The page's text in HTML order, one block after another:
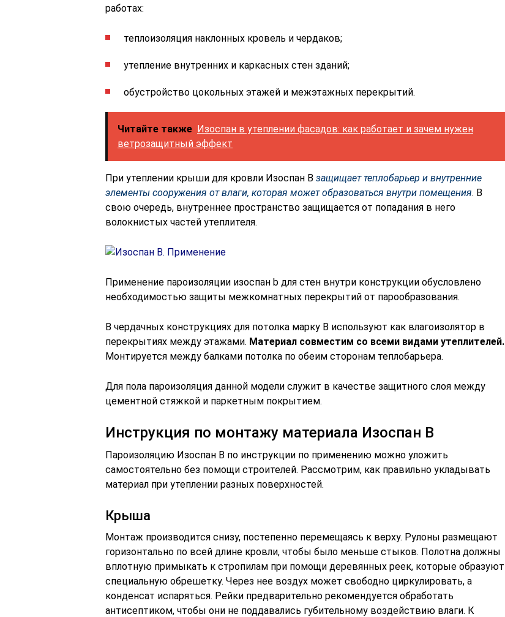
работах:
теплоизоляция наклонных кровель и чердаков;
утепление внутренних и каркасных стен зданий;
обустройство цокольных этажей и межэтажных перекрытий.
Читайте также Изоспан в утеплении фасадов: как работает и зачем нужен
ветрозащитный эффект
При утеплении крыши для кровли Изоспан В защищает теплобарьер и внутренние
элементы сооружения от влаги, которая может образоваться внутри помещения. В
свою очередь, внутреннее пространство защищается от попадания в него
волокнистых частей утеплителя.
Применение пароизоляции изоспан b для стен внутри конструкции обусловлено
необходимостью защиты межкомнатных перекрытий от парообразования.
В чердачных конструкциях для потолка марку В используют как влагоизолятор в
перекрытиях между этажами. Материал совместим со всеми видами утеплителей.
Монтируется между балками потолка по обеим сторонам теплобарьера.
Для пола пароизоляция данной модели служит в качестве защитного слоя между
цементной стяжкой и паркетным покрытием.
Инструкция по монтажу материала Изоспан В
Пароизоляцию Изоспан В по инструкции по применению можно уложить
самостоятельно без помощи строителей. Рассмотрим, как правильно укладывать
материал при утеплении разных поверхностей.
Крыша
Монтаж производится снизу, постепенно перемещаясь к верху. Рулоны размещают
горизонтально по всей длине кровли, чтобы было меньше стыков. Полотна должны
вплотную примыкать к стропилам при помощи деревянных реек, которые образуют
специальную обрешетку. Через нее воздух может свободно циркулировать, а
конденсат испаряться. Рейки предварительно рекомендуется обработать
антисептиком, чтобы они не поддавались губительному воздействию влаги. К